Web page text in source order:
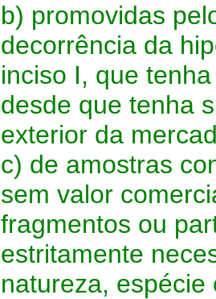
b) promovidas
decorrência da
inciso I, que
desde que tenha
exterior da
c) de amostras
sem valor
fragmentos ou
estritamente
natureza, espécie